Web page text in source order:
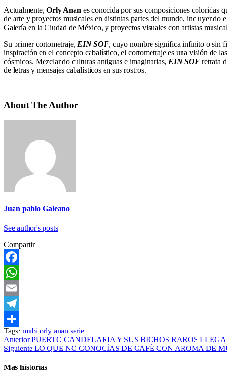
Actualmente, Orly Anan es conocida por sus composiciones coloridas
de arte y proyectos musicales en distintas partes del mundo,
Galería en la Ciudad de México, y proyectos visuales con artistas
Su primer cortometraje, EIN SOF, cuyo nombre significa infinito o sin
inspiración en el concepto cabalístico, el cortometraje es una visión de
cósmicos. Mezclando culturas antiguas e imaginarias, EIN SOF retrata
de letras y mensajes cabalísticos en sus rostros.
About The Author
Juan pablo Galeano
See author's posts
Compartir
Facebook
WhatsApp
Email
Telegram
Compartir
Tags: mubi orly anan serie
Post
navigation
AnteriorPUERTO CANDELARIA Y SUS BICHOS RAROS
Siguiente LO QUE NO CONOCÍAS DE CAFÉ CON AROMA DE
Más historias